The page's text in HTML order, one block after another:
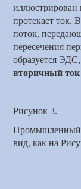
иллюстрирован
протекает ток.
поток,
пересечения
образуется
вторичный ток
Рисунок 3.
Промышленный
вид, как на